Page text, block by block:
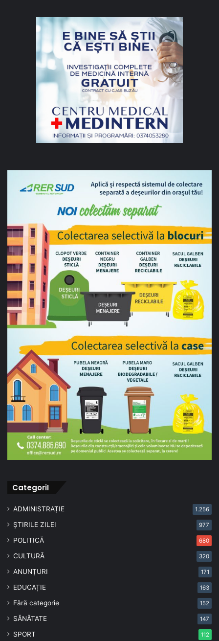
CategoriI
ADMINISTRAȚIE 1.256
ȘTIRILE ZILEI 977
POLITICĂ 680
CULTURĂ 320
ANUNȚURI 171
EDUCAȚIE 163
Fără categorie 152
SĂNĂTATE 147
SPORT 112